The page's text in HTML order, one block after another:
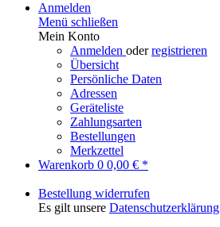
Anmelden
Menü schließen
Mein Konto
Anmelden oderregistrieren
Übersicht
Persönliche Daten
Adressen
Geräteliste
Zahlungsarten
Bestellungen
Merkzettel
Warenkorb 0 0,00 € *
Bestellung widerrufen
Es gilt unsere Datenschutzerklärung